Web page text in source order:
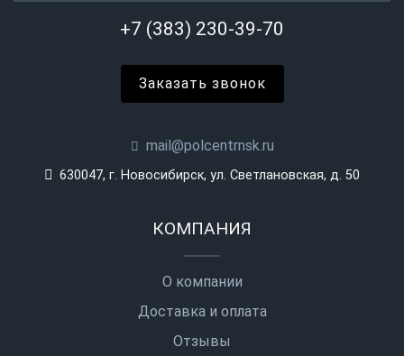
+7 (383) 230-39-70
Заказать звонок
mail@polcentrnsk.ru
630047, г. Новосибирск, ул. Светлановская, д. 50
КОМПАНИЯ
О компании
Доставка и оплата
Отзывы